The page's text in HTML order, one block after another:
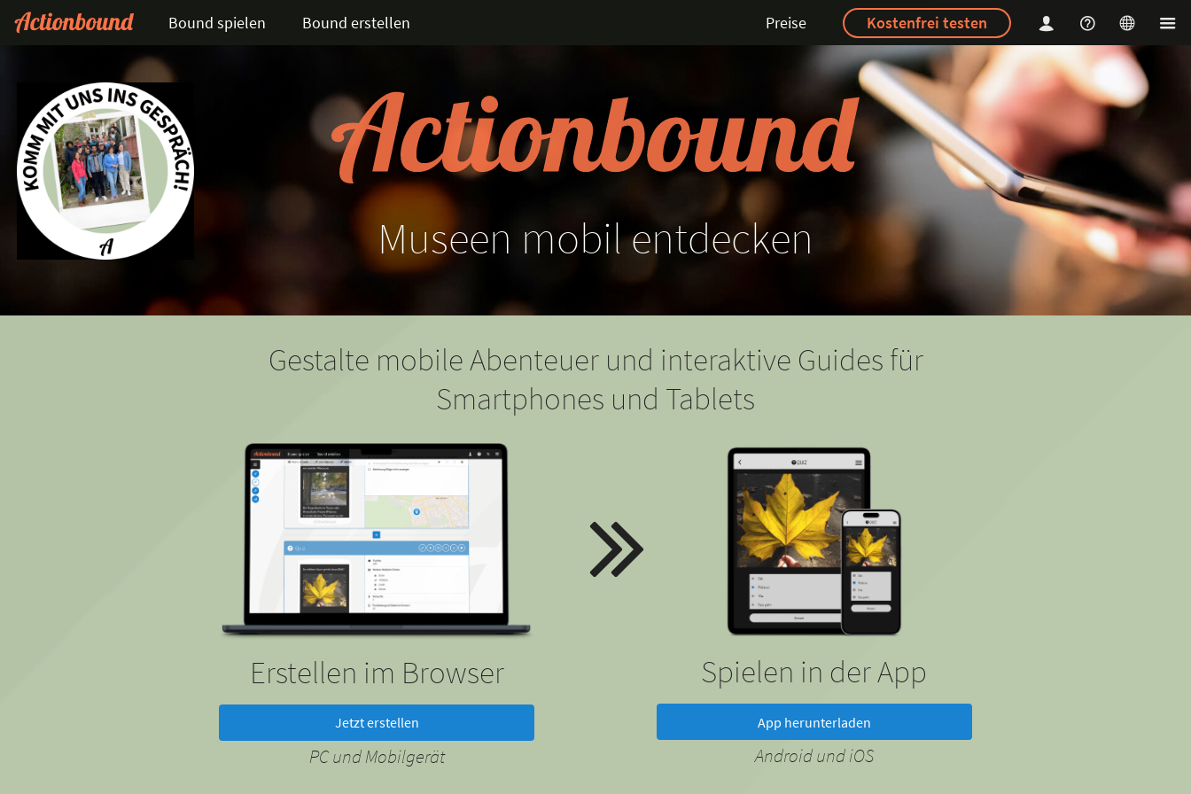
Bound spielen Bound erstellen Preise Kostenfrei testen
Museen mobilentdecken
Gestalte mobile Abenteuer und interaktive Guides für
Smartphones und Tablets
Erstellen im Browser
Jetzt erstellen
PC und Mobilgerät
Spielen in der App
App herunterladen
Android und iOS